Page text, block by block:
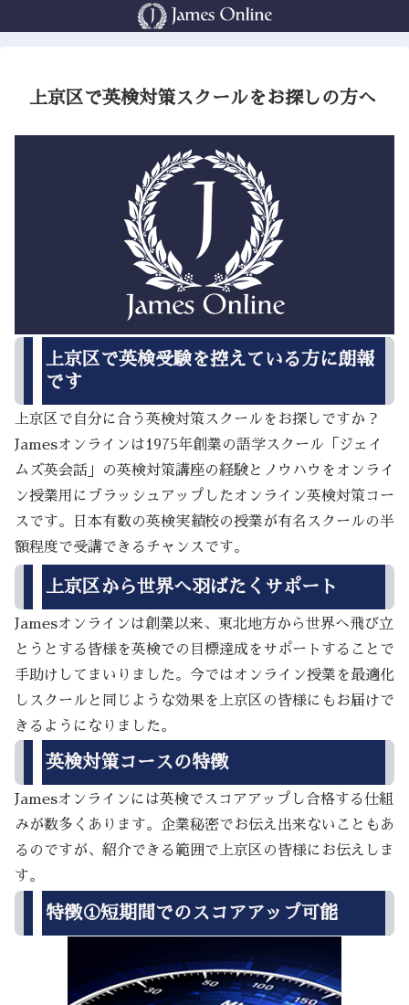
上京区で英検対策スクールをお探しの方へ
上京区で英検受験を控えている方に朗報
です
上京区で自分に合う英検対策スクールをお探しですか？
Jamesオンラインは1975年創業の語学スクール「ジェイ
ムズ英会話」の英検対策講座の経験とノウハウをオンライ
ン授業用にブラッシュアップしたオンライン英検対策コー
スです。日本有数の英検実績校の授業が有名スクールの半
額程度で受講できるチャンスです。
上京区から世界へ羽ばたくサポート
Jamesオンラインは創業以来、東北地方から世界へ飛び立
とうとする皆様を英検での目標達成をサポートすることで
手助けしてまいりました。今ではオンライン授業を最適化
しスクールと同じような効果を上京区の皆様にもお届けで
きるようになりました。
英検対策コースの特徴
Jamesオンラインには英検でスコアアップし合格する仕組
みが数多くあります。企業秘密でお伝え出来ないこともあ
るのですが、紹介できる範囲で上京区の皆様にお伝えしま
す。
特徴①短期間でのスコアアップ可能